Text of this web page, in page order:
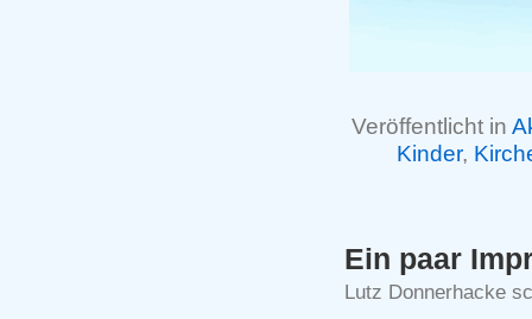
Veröffentlicht in
Kinder,
Ein paar
Lutz Donnerhacke